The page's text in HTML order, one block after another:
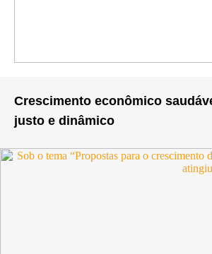
Crescimento econômico
justo e dinâmico